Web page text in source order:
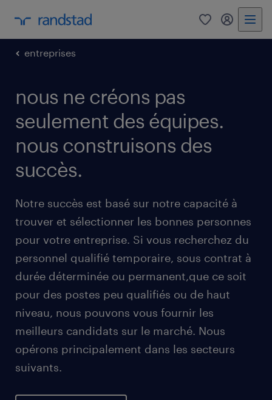
0 my
entreprises
nous ne créons pas
seulement des équipes.
nous construisons des
succès.
Notre succès est basé sur notre capacité à
trouver et sélectionner les bonnes personnes
pour votre entreprise. Si vous recherchez du
personnel qualifié temporaire, sous contrat à
durée déterminée ou permanent,que ce soit
pour des postes peu qualifiés ou de haut
niveau, nous pouvons vous fournir les
meilleurs candidats sur le marché. Nous
opérons principalement dans les secteurs
suivants.